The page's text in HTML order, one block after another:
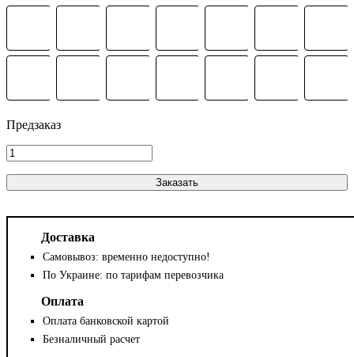
Заказать
Доставка
Самовывоз: временно недоступно!
По Украине: по тарифам перевозчика
Оплата
Оплата банковской картой
Безналичный расчет